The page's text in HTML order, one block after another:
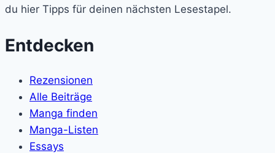
du hier Tipps für deinen nächsten Lesestapel.
Entdecken
Rezensionen
Alle Beiträge
Manga finden
Manga-Listen
Essays